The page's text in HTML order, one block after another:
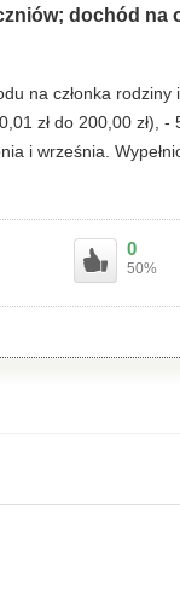
dochód na
na członka rodziny
zł do 200,00 zł), -
i września.
0
50%